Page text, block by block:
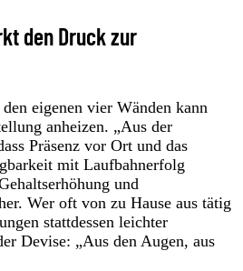
den Druck zur
eigenen vier Wänden kann
anheizen. „Aus der
Präsenz vor Ort und das
mit Laufbahnerfolg
und
Wer oft von zu Hause aus tätig
stattdessen leichter
Devise: „Aus den Augen, aus